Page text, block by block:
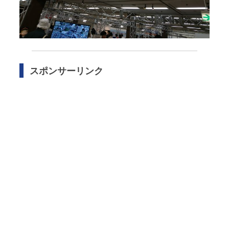
スポンサーリンク